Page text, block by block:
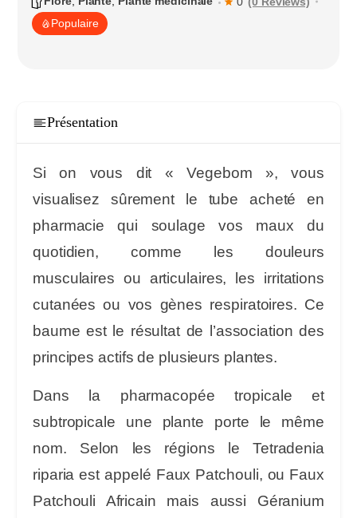
Populaire
Présentation
Si on vous dit « Vegebom », vous
visualisez sûrement le tube acheté en
pharmacie qui soulage vos maux du
quotidien, comme les douleurs
musculaires ou articulaires, les irritations
cutanées ou vos gènes respiratoires. Ce
baume est le résultat de l’association des
principes actifs de plusieurs plantes.
Dans la pharmacopée tropicale et
subtropicale une plante porte le même
nom. Selon les régions le Tetradenia
riparia est appelé Faux Patchouli, ou Faux
Patchouli Africain mais aussi Géranium